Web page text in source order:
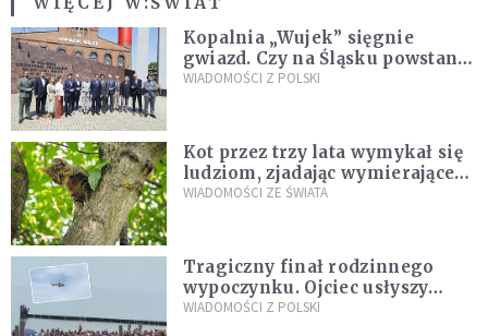
Kopalnia „Wujek” sięgnie
gwiazd. Czy na Śląsku powstanie
„Dolina Krzemowa”?
WIADOMOŚCI Z POLSKI
Kot przez trzy lata wymykał się
ludziom, zjadając wymierające
kaczki. W końcu popełnił
WIADOMOŚCI ZE ŚWIATA
Tragiczny finał rodzinnego
wypoczynku. Ojciec usłyszy
zarzuty
WIADOMOŚCI Z POLSKI